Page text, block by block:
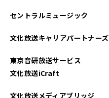
セントラルミュージック
文化放送キャリアパートナーズ
東京音研放送サービス
文化放送iCraft
文化放送メディアブリッジ